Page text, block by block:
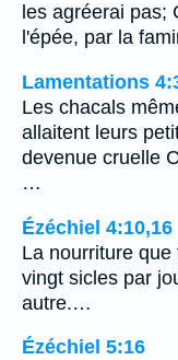
les agréerai pas;
l'épée, par la
Lamentations
Les chacals
allaitent leurs
devenue cruelle
…
Ézéchiel 4:10,16
La nourriture
vingt sicles par
autre.…
Ézéchiel 5:16